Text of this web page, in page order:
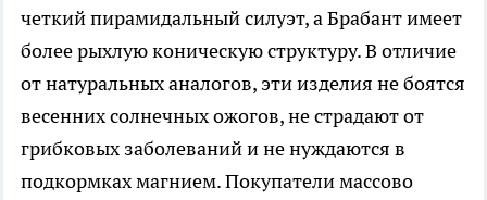
четкий пирамидальный силуэт, а Брабант имеет
более рыхлую коническую структуру. В отличие
от натуральных аналогов, эти изделия не боятся
весенних солнечных ожогов, не страдают от
грибковых заболеваний и не нуждаются в
подкормках магнием. Покупатели массово